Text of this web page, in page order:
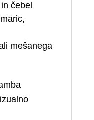
čebel
mešanega